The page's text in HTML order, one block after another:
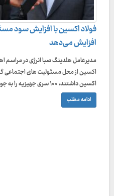
فولاد اکسین با افزایش سود
افزایش می‌دهد
اکسین از محل مسئولیت های اجتماعی
اکسین داشتند، ۱۰۰ سری جهیزیه را به جوانان نیازمند اهدا کنیم.
ادامه مطلب